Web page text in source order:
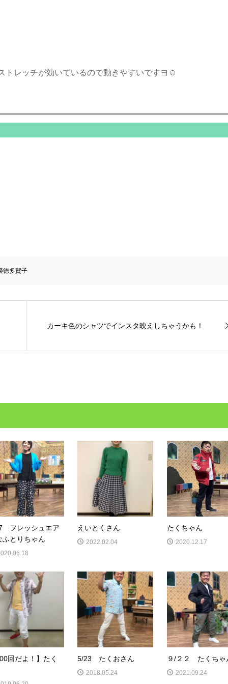
トレッチが効いているので動きやすいですヨ☺
徳多賀子
カーキ色のシャツでインスタ映えしちゃうかも！
フレッシュエア
ふとりちゃん
えいとくさん
2022.02.04
たくちゃん
2020.12.17
回だよ！】たく 5/23 たくおさん
2018.05.24
９/２２ たくちゃ
2021.09.24